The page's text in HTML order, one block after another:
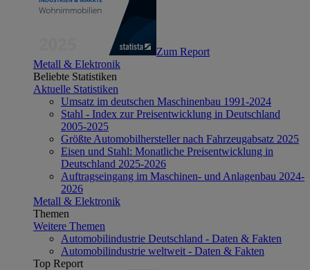
Zum Report
Metall & Elektronik
Beliebte Statistiken
Aktuelle Statistiken
Umsatz im deutschen Maschinenbau 1991-2024
Stahl - Index zur Preisentwicklung in Deutschland
2005-2025
Größte Automobilhersteller nach Fahrzeugabsatz 2025
Eisen und Stahl: Monatliche Preisentwicklung in
Deutschland 2025-2026
Auftragseingang im Maschinen- und Anlagenbau 2024-
2026
Metall & Elektronik
Themen
Weitere Themen
Automobilindustrie Deutschland - Daten & Fakten
Automobilindustrie weltweit - Daten & Fakten
Top Report